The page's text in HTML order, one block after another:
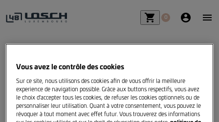
shopping_cart_fill
0
Vous avez le contrôle des cookies
Sur ce site, nous utilisons des cookies afin de vous offrir la meilleure
experience de navigation possible. Grâce aux buttons respectifs, vous avez
le choix d'accepter tous les cookies, de refuser les cookies optionnels ou de
personnaliser leur utilisation. Quant à votre consentement, vous pouvez le
révoquer à tout moment avec effet futur. Vous trouverez des informations